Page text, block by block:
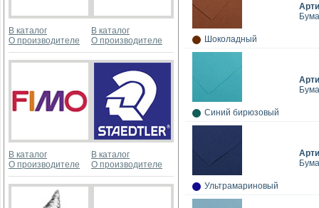
В каталог
О производителе
В каталог
О производителе
В каталог
О производителе
В каталог
О производителе
Шоколадный
Синий бирюзовый
Ультрамариновый